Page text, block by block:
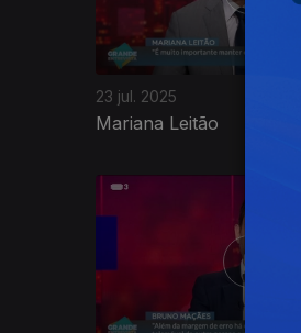
23 jul. 2025
Mariana Leitão